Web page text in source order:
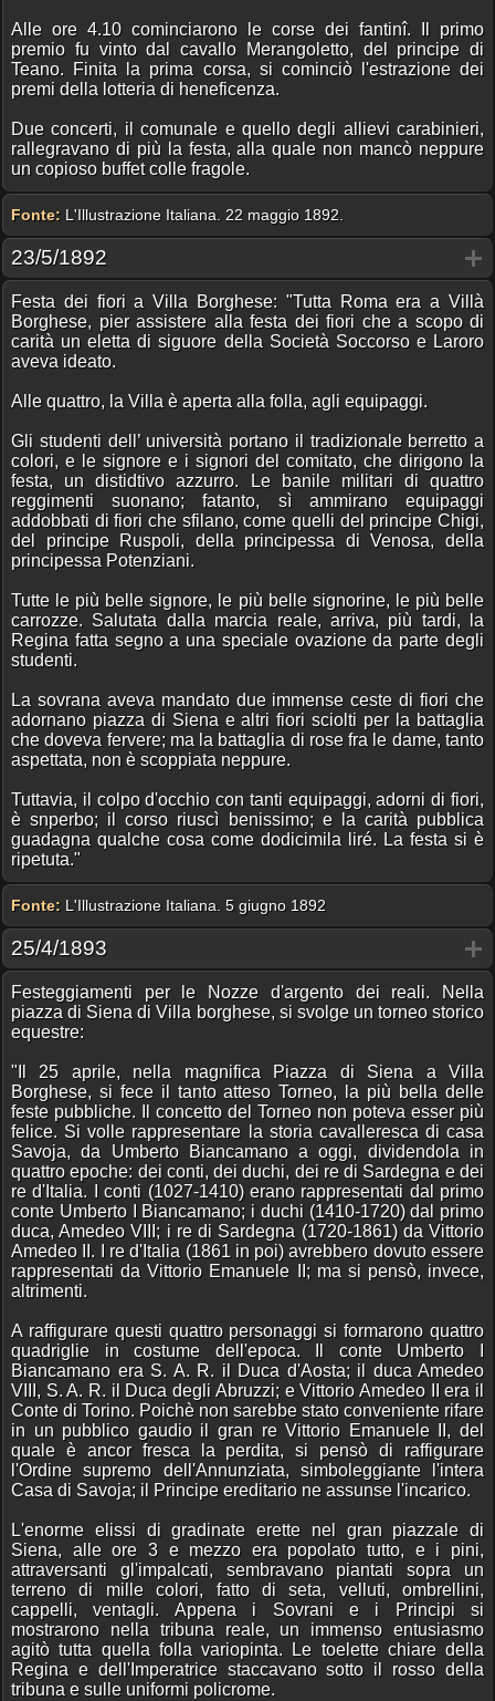
Alle ore 4.10 cominciarono le corse dei fantinî. Il primo
premio fu vinto dal cavallo Merangoletto, del principe di
Teano. Finita la prima corsa, si cominciò l'estrazione dei
premi della lotteria di heneficenza.
Due concerti, il comunale e quello degli allievi carabinieri,
rallegravano di più la festa, alla quale non mancò neppure
un copioso buffet colle fragole.
Fonte: L'Illustrazione Italiana. 22 maggio 1892.
23/5/1892
Festa dei fiori a Villa Borghese: "Tutta Roma era a Villà
Borghese, pier assistere alla festa dei fiori che a scopo di
carità un eletta di siguore della Società Soccorso e Laroro
aveva ideato.
Alle quattro, la Villa è aperta alla folla, agli equipaggi.
Gli studenti dell’ università portano il tradizionale berretto a
colori, e le signore e i signori del comitato, che dirigono la
festa, un distidtivo azzurro. Le banile militari di quattro
reggimenti suonano; fatanto, sì ammirano equipaggi
addobbati di fiori che sfilano, come quelli del principe Chigi,
del principe Ruspoli, della principessa di Venosa, della
principessa Potenziani.
Tutte le più belle signore, le più belle signorine, le più belle
carrozze. Salutata dalla marcia reale, arriva, più tardi, la
Regina fatta segno a una speciale ovazione da parte degli
studenti.
La sovrana aveva mandato due immense ceste di fiori che
adornano piazza di Siena e altri fiori sciolti per la battaglia
che doveva fervere; ma la battaglia di rose fra le dame, tanto
aspettata, non è scoppiata neppure.
Tuttavia, il colpo d'occhio con tanti equipaggi, adorni di fiori,
è snperbo; il corso riuscì benissimo; e la carità pubblica
guadagna qualche cosa come dodicimila liré. La festa si è
ripetuta."
Fonte: L'Illustrazione Italiana. 5 giugno 1892
25/4/1893
Festeggiamenti per le Nozze d'argento dei reali. Nella
piazza di Siena di Villa borghese, si svolge un torneo storico
equestre:
"Il 25 aprile, nella magnifica Piazza di Siena a Villa
Borghese, si fece il tanto atteso Torneo, la più bella delle
feste pubbliche. Il concetto del Torneo non poteva esser più
felice. Si volle rappresentare la storia cavalleresca di casa
Savoja, da Umberto Biancamano a oggi, dividendola in
quattro epoche: dei conti, dei duchi, dei re di Sardegna e dei
re d'Italia. I conti (1027-1410) erano rappresentati dal primo
conte Umberto I Biancamano; i duchi (1410-1720) dal primo
duca, Amedeo VIII; i re di Sardegna (1720-1861) da Vittorio
Amedeo II. I re d'Italia (1861 in poi) avrebbero dovuto essere
rappresentati da Vittorio Emanuele II; ma si pensò, invece,
altrimenti.
A raffigurare questi quattro personaggi si formarono quattro
quadriglie in costume dell'epoca. Il conte Umberto I
Biancamano era S. A. R. il Duca d'Aosta; il duca Amedeo
VIII, S. A. R. il Duca degli Abruzzi; e Vittorio Amedeo II era il
Conte di Torino. Poichè non sarebbe stato conveniente rifare
in un pubblico gaudio il gran re Vittorio Emanuele II, del
quale è ancor fresca la perdita, si pensò di raffigurare
l'Ordine supremo dell'Annunziata, simboleggiante l'intera
Casa di Savoja; il Principe ereditario ne assunse l'incarico.
L'enorme elissi di gradinate erette nel gran piazzale di
Siena, alle ore 3 e mezzo era popolato tutto, e i pini,
attraversanti gl'impalcati, sembravano piantati sopra un
terreno di mille colori, fatto di seta, velluti, ombrellini,
cappelli, ventagli. Appena i Sovrani e i Principi si
mostrarono nella tribuna reale, un immenso entusiasmo
agitò tutta quella folla variopinta. Le toelette chiare della
Regina e dell'Imperatrice staccavano sotto il rosso della
tribuna e sulle uniformi policrome.